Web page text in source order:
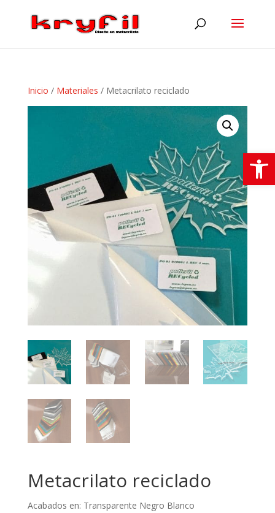
Inicio / Materiales / Metacrilato reciclado
Metacrilato reciclado
Acabados en: Transparente Negro Blanco